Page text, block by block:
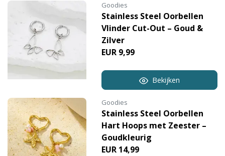
Goodies
Stainless Steel Oorbellen
Vlinder Cut-Out – Goud &
Zilver
EUR 9,99
Bekijken
Goodies
Stainless Steel Oorbellen
Hart Hoops met Zeester –
Goudkleurig
EUR 14,99